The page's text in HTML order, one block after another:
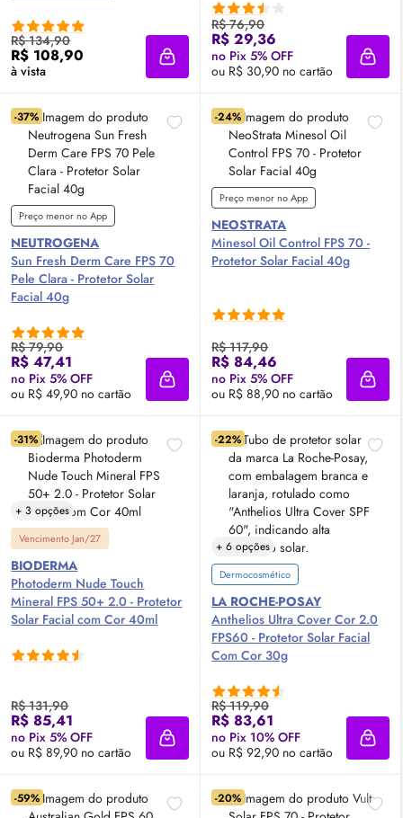
R$ 134,90
R$ 108,90
à vista Adicionar à sacola
R$ 76,90
R$ 29,36
no Pix 5% OFF
ou R$ 30,90 no cartão
-37%
Preço menor no App
NEUTROGENA
Sun Fresh Derm Care FPS 70
Pele Clara - Protetor Solar
Facial 40g
R$ 79,90
R$ 47,41
no Pix 5% OFF
ou R$ 49,90 no cartão
Adicionar à sacola
-24%
Preço menor no App
NEOSTRATA
MinesolOil Control FPS 70 -
Protetor Solar Facial 40g
R$ 117,90
R$ 84,46
no Pix 5% OFF
ou R$ 88,90 no cartão
-31%
+ 3 opções
Vencimento Jan/27
BIODERMA
Photoderm Nude Touch
Mineral FPS 50+ 2.0 - Protetor
Solar Facial com Cor 40ml
R$ 131,90
R$ 85,41
no Pix 5% OFF
ou R$ 89,90 no cartão
Adicionar à sacola
-22%
+ 6 opções
Dermocosmético
LA ROCHE-POSAY
Anthelios Ultra Cover Cor 2.0
FPS60 - Protetor Solar Facial
Com Cor 30g
R$ 119,90
R$ 83,61
no Pix 10% OFF
ou R$ 92,90 no cartão
-59% -20%